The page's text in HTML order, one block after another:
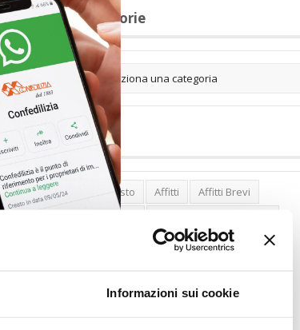
Informazioni sui cookie
Categorie
Tag
30posto Affitti
Affitti Brevi
Banca Woolwich
Bilocali
Cambioabitazione
Carenza Alloggi